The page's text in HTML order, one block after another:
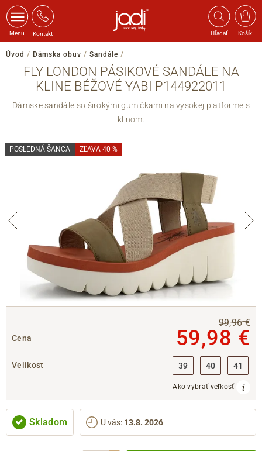
Menu Kontakt Hľadať Košík
Úvod / Dámska obuv / Sandále /
FLY LONDON PÁSIKOVÉ SANDÁLE NA
KLINE BÉŽOVÉ YABI P144922011
Dámske sandále so širokými gumičkami na vysokej platforme s
klinom.
POSLEDNÁ ŠANCA ZĽAVA 40 %
Cena
99,96 €
59,98 €
Velikost 39 40 41
Ako vybrať veľkosť
Skladom U vás: 13.8. 2026